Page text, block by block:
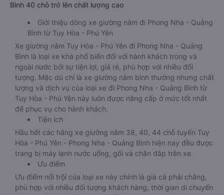
Bình 40 chỗ trở lên chất lượng cao
Giới thiệu dòng xe giường nằm đi Phong Nha - Quảng
Bình từ Tuy Hòa - Phú Yên
Xe giường nằm Tuy Hòa - Phú Yên đi Phong Nha - Quảng
Bình là loại xe khá phổ biến đối với hành khách trong và
ngoài nước bởi sự tiện lợi, giá rẻ, phù hợp với nhiều đối
tượng. Mặc dù chỉ là xe giường nằm bình thường nhưng chất
lượng và dịch vụ của loại xe đi Phong Nha - Quảng Bình từ
Tuy Hòa - Phú Yên này luôn được nâng cấp ở mức tốt nhất
để phục vụ cho hành khách.
Tiện ích
Hầu hết các hãng xe giường nằm 38, 40, 44 chỗ tuyến Tuy
Hòa - Phú Yên - Phong Nha - Quảng Bình hiện nay đều được
trang bị máy lạnh nước uống, gối và chăn đắp trên xe.
Ưu điểm
Ưu điểm nổi trội của loại xe này chính là giá cả phải chăng,
phù hợp với nhiều đối tượng khách hàng, thời gian di chuyển